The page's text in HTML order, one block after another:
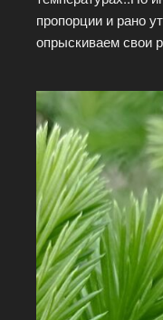
пропорции и рано
опрыскиваем свои